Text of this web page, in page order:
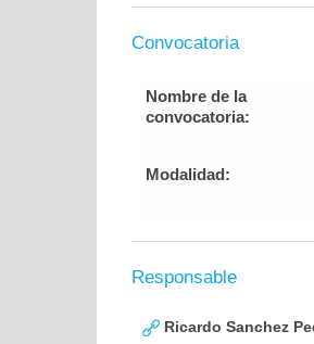
Convocatoria
Nombre de la
convocatoria:
Modalidad:
Responsable
Ricardo Sanchez